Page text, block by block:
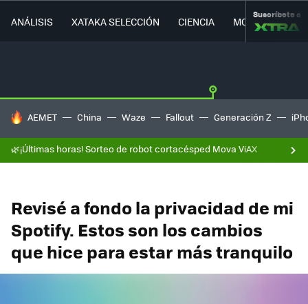
ANÁLISIS XATAKA SELECCIÓN CIENCIA MOVILIDAD
Suscríbete a
HOY SE HABLA DE
AEMET China Waze Fallout Generación Z
🌿¡Últimas horas! Sorteo de robot cortacésped Mova ViAX
Revisé a fondo la privacidad de mi
Spotify. Estos son los cambios
que hice para estar más tranquilo